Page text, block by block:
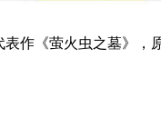
作《萤火虫之墓》